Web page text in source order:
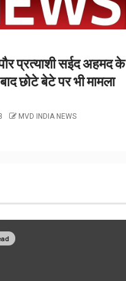
प्रत्याशी सईद अहमद के
छोटे बेटे पर भी मामला
MVD INDIA NEWS